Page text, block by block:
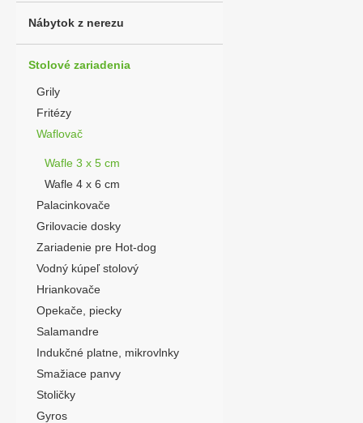
Nábytok z nerezu
Stolové zariadenia
Grily
Fritézy
Waflovač
Wafle 3 x 5 cm
Wafle 4 x 6 cm
Palacinkovače
Grilovacie dosky
Zariadenie pre Hot-dog
Vodný kúpeľ stolový
Hriankovače
Opekače, piecky
Salamandre
Indukčné platne, mikrovlnky
Smažiace panvy
Stoličky
Gyros